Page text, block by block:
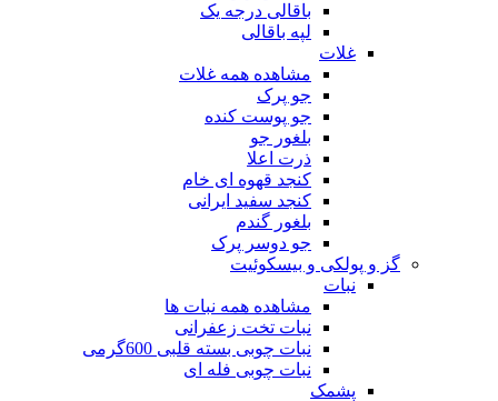
باقالی درجه یک
لپه باقالی
غلات
مشاهده همه غلات
جو پرک
جو پوست کنده
بلغور جو
ذرت اعلا
کنجد قهوه ای خام
کنجد سفید ایرانی
بلغور گندم
جو دوسر پرک
گز و پولکی و بیسکوئیت
نبات
مشاهده همه نبات ها
نبات تخت زعفرانی
نبات چوبی بسته قلبی 600گرمی
نبات چوبی فله ای
پشمک